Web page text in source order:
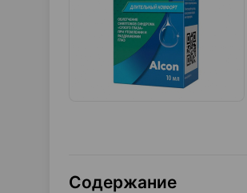
Содержание